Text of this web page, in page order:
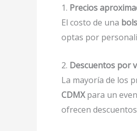
1. Precios
El costo de una
optas por
2. Descuentos por
La mayoría de los
CDMXpara un
ofrecen